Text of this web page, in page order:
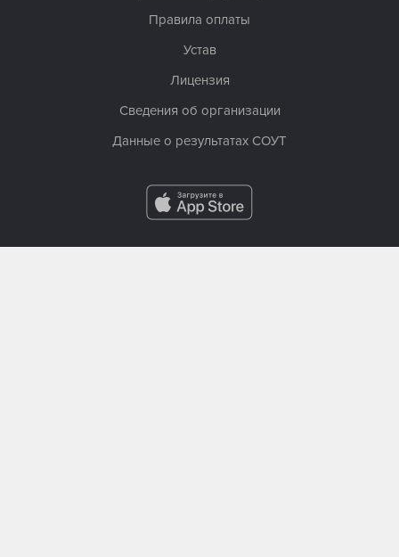
Правила оплаты
Устав
Лицензия
Сведения об организации
Данные о результатах СОУТ